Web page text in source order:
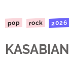
pop rock 2026
KASABIAN